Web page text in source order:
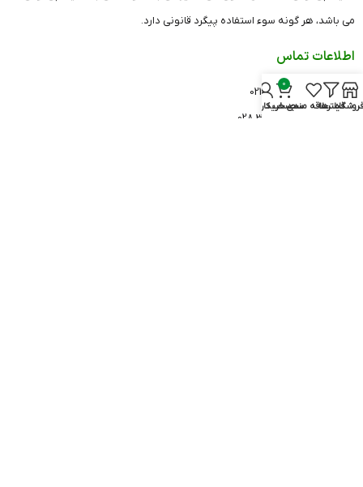
می باشد، هر گونه سوء استفاده پیگرد قانونی دارد.
اطلاعات تماس
دفتر تهران: 26420541 021
فروشگاهفیلترهاعلاقه مندی
0
سبد خرید
حساب کاربری من